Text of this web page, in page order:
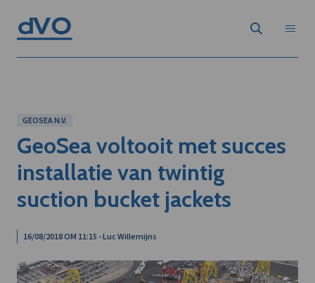
GEOSEA N.V.
GeoSea voltooit met succes
installatie van twintig
suction bucket jackets
16/08/2018 OM 11:15 - Luc Willemijns